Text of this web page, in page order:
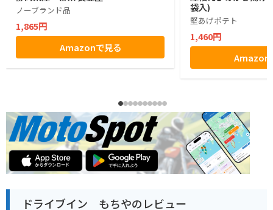
ノーブランド品
1,865円
Amazonで見る
袋入)
堅あげポテト
1,460円
Amazon
ドライブイン もちやのレビュー